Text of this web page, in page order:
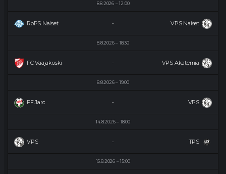
8.8.2026 12:00
RoPS Naiset VPS Naiset
-
8.8.2026 18:30
FC Vaajakoski VPS Akatemia
-
8.8.2026 19:00
FF Jaro VPS
-
14.8.2026 18:00
VPS TPS
-
15.8.2026 15:00